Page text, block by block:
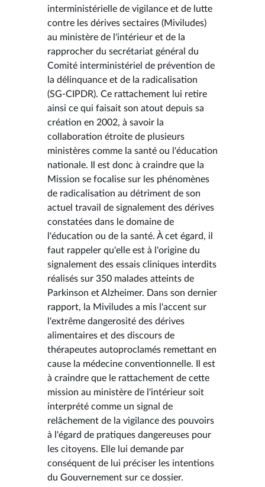
interministérielle de vigilance et de lutte
contre les dérives sectaires (Miviludes)
au ministère de l'intérieur et de la
rapprocher du secrétariat général du
Comité interministériel de prévention de
la délinquance et de la radicalisation
(SG-CIPDR). Ce rattachement lui retire
ainsi ce qui faisait son atout depuis sa
création en 2002, à savoir la
collaboration étroite de plusieurs
ministères comme la santé ou l'éducation
nationale. Il est donc à craindre que la
Mission se focalise sur les phénomènes
de radicalisation au détriment de son
actuel travail de signalement des dérives
constatées dans le domaine de
l'éducation ou de la santé. À cet égard, il
faut rappeler qu'elle est à l'origine du
signalement des essais cliniques interdits
réalisés sur 350 malades atteints de
Parkinson et Alzheimer. Dans son dernier
rapport, la Miviludes a mis l'accent sur
l'extrême dangerosité des dérives
alimentaires et des discours de
thérapeutes autoproclamés remettant en
cause la médecine conventionnelle. Il est
à craindre que le rattachement de cette
mission au ministère de l'intérieur soit
interprété comme un signal de
relâchement de la vigilance des pouvoirs
à l'égard de pratiques dangereuses pour
les citoyens. Elle lui demande par
conséquent de lui préciser les intentions
du Gouvernement sur ce dossier.